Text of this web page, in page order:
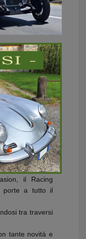
il Racing
porte a tutto il
tra traversi
tante novità e